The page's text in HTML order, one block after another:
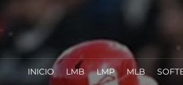
INICIO LMB LMP MLB